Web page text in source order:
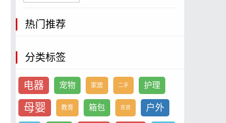
热门推荐
分类标签
电器 宠物 家居 二手 护理
母婴 教育 箱包 农资 户外